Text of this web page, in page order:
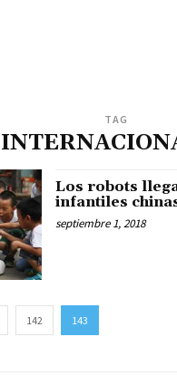
TAG
Los robots
infantiles
septiembre 1, 2018
142 143